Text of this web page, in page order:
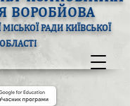
ВОРОБЙОВА
МІСЬКОЇ РАДИ КИЇВСЬКОЇ
ОБЛАСТІ